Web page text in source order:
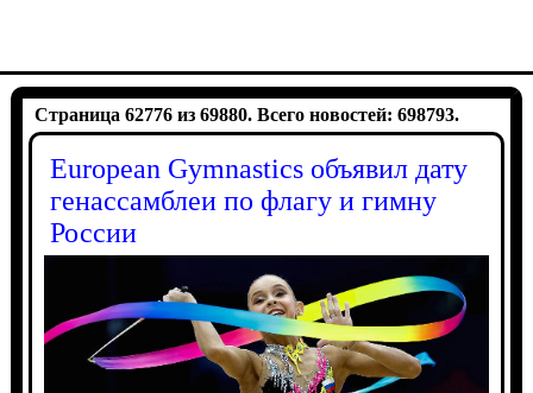
Страница 62776 из 69880. Всего новостей: 698793.
European Gymnastics объявил дату
генассамблеи по флагу и гимну
России